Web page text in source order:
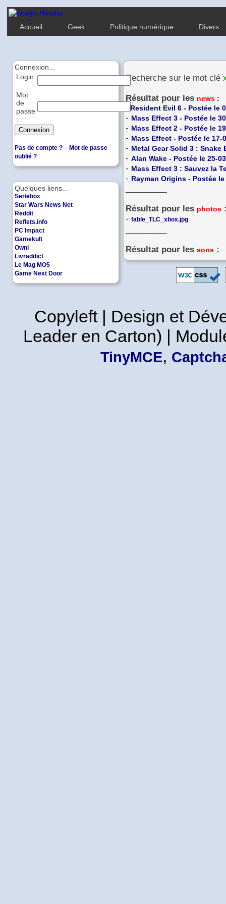
Accueil Geek Politique numérique Divers
Quelques liens...
Seriebox
Star Wars News Net
Reddit
Reflets.info
PC Impact
Gamekult
Owni
Livraddict
Le Mag MO5
Game Next Door
Connexion...
Login
:
Mot
de
passe
:
Pas de compte ? - Mot de passe
oublié ?
Recherche sur le mot clé
Résultat pour les news :
Resident Evil 6 - Postée le
- Mass Effect 3 - Postée le
- Mass Effect 2 - Postée le
- Mass Effect - Postée le 17-
- Metal Gear Solid 3 : Snake
- Alan Wake - Postée le 25-
- Mass Effect 3 : Sauvez la
- Rayman Origins - Postée
Résultat pour les photos
- fable_TLC_xbox.jpg
Résultat pour les sons :
Copyleft | Design et
Leader en Carton) |
TinyMCE,